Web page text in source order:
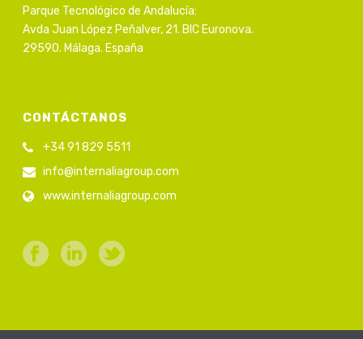
Parque Tecnológico de Andalucía:
Avda Juan López Peñalver, 21. BIC Euronova.
29590. Málaga. España
CONTÁCTANOS
+34 91 829 5511
info@internaliagroup.com
www.internaliagroup.com